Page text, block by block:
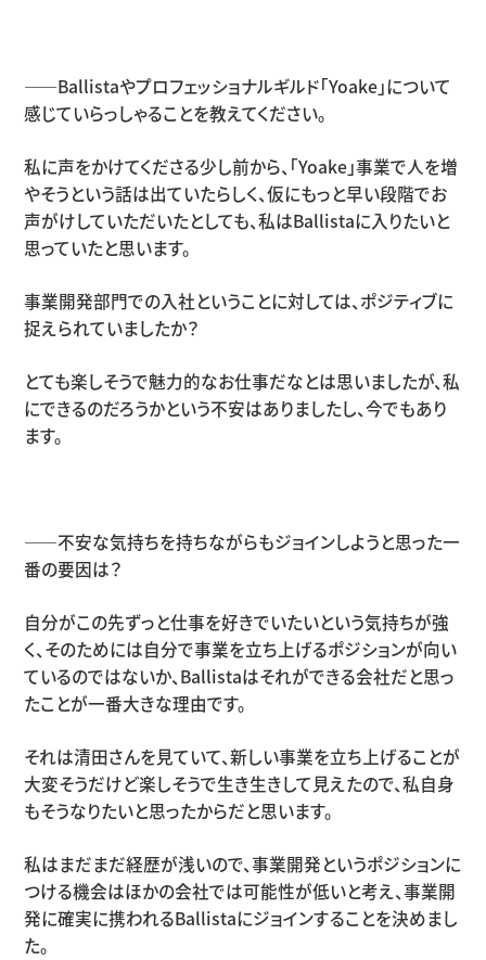
――Ballistaやプロフェッショナルギルド「Yoake」について
感じていらっしゃることを教えてください。
私に声をかけてくださる少し前から、「Yoake」事業で人を増
やそうという話は出ていたらしく、仮にもっと早い段階でお
声がけしていただいたとしても、私はBallistaに入りたいと
思っていたと思います。
事業開発部門での入社ということに対しては、ポジティブに
捉えられていましたか？
とても楽しそうで魅力的なお仕事だなとは思いましたが、私
にできるのだろうかという不安はありましたし、今でもあり
ます。
――不安な気持ちを持ちながらもジョインしようと思った一
番の要因は？
自分がこの先ずっと仕事を好きでいたいという気持ちが強
く、そのためには自分で事業を立ち上げるポジションが向い
ているのではないか、Ballistaはそれができる会社だと思っ
たことが一番大きな理由です。
それは清田さんを見ていて、新しい事業を立ち上げることが
大変そうだけど楽しそうで生き生きして見えたので、私自身
もそうなりたいと思ったからだと思います。
私はまだまだ経歴が浅いので、事業開発というポジションに
つける機会はほかの会社では可能性が低いと考え、事業開
発に確実に携われるBallistaにジョインすることを決めまし
た。